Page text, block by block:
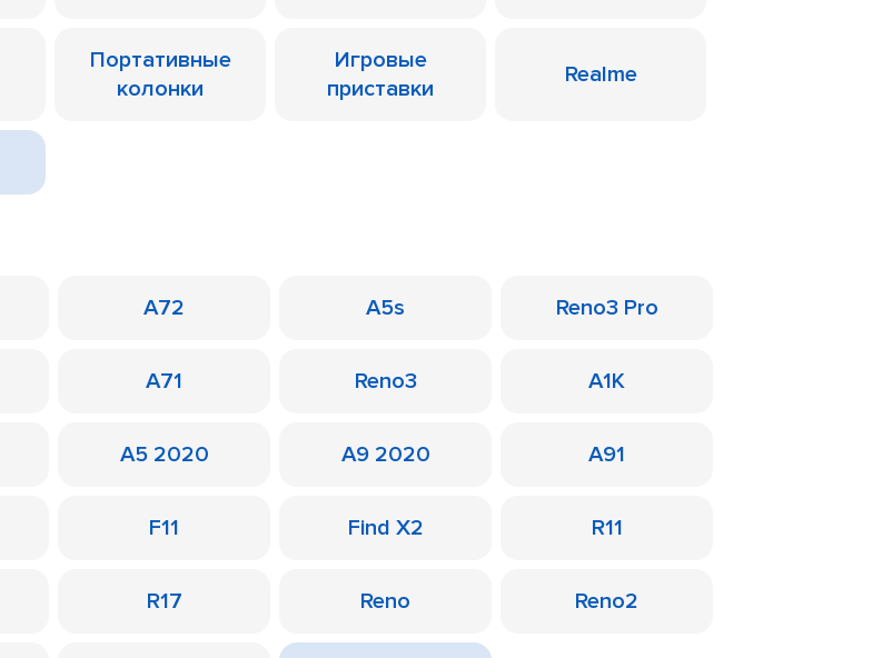
Портативные
колонки
Игровые
приставки
Realme
A72 A5s Reno3 Pro
A71 Reno3 A1K
A5 2020 A9 2020 A91
F11 Find X2 R11
R17 Reno Reno2